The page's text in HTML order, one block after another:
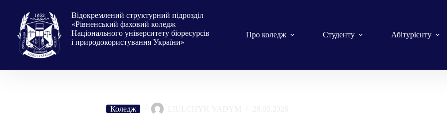
вмісту
Відокремлений структурний підрозділ
«Рівненський фаховий коледж
Національного університету біоресурсів
і природокористування України»
Про коледж Студенту Абітурієнту
Коледж LIULCHYK VADYM 28.05.2026